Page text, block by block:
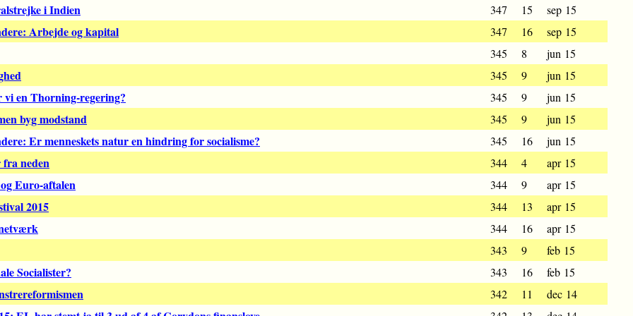
i Indien 347 15 sep 15
Arbejde og kapital 347 16
sep 15
345
8 jun 15
345 9 jun 15
en Thorning-regering? 345 9 jun 15
byg modstand 345 9 jun 15
Er menneskets natur en hindring for socialisme? 345 16 jun 15
neden 344 4 apr 15
Euro-aftalen 344 9 apr 15
2015 344 13 apr 15
344 16
apr 15
343
9 feb 15
Socialister? 343 16 feb 15
342 11 dec 14